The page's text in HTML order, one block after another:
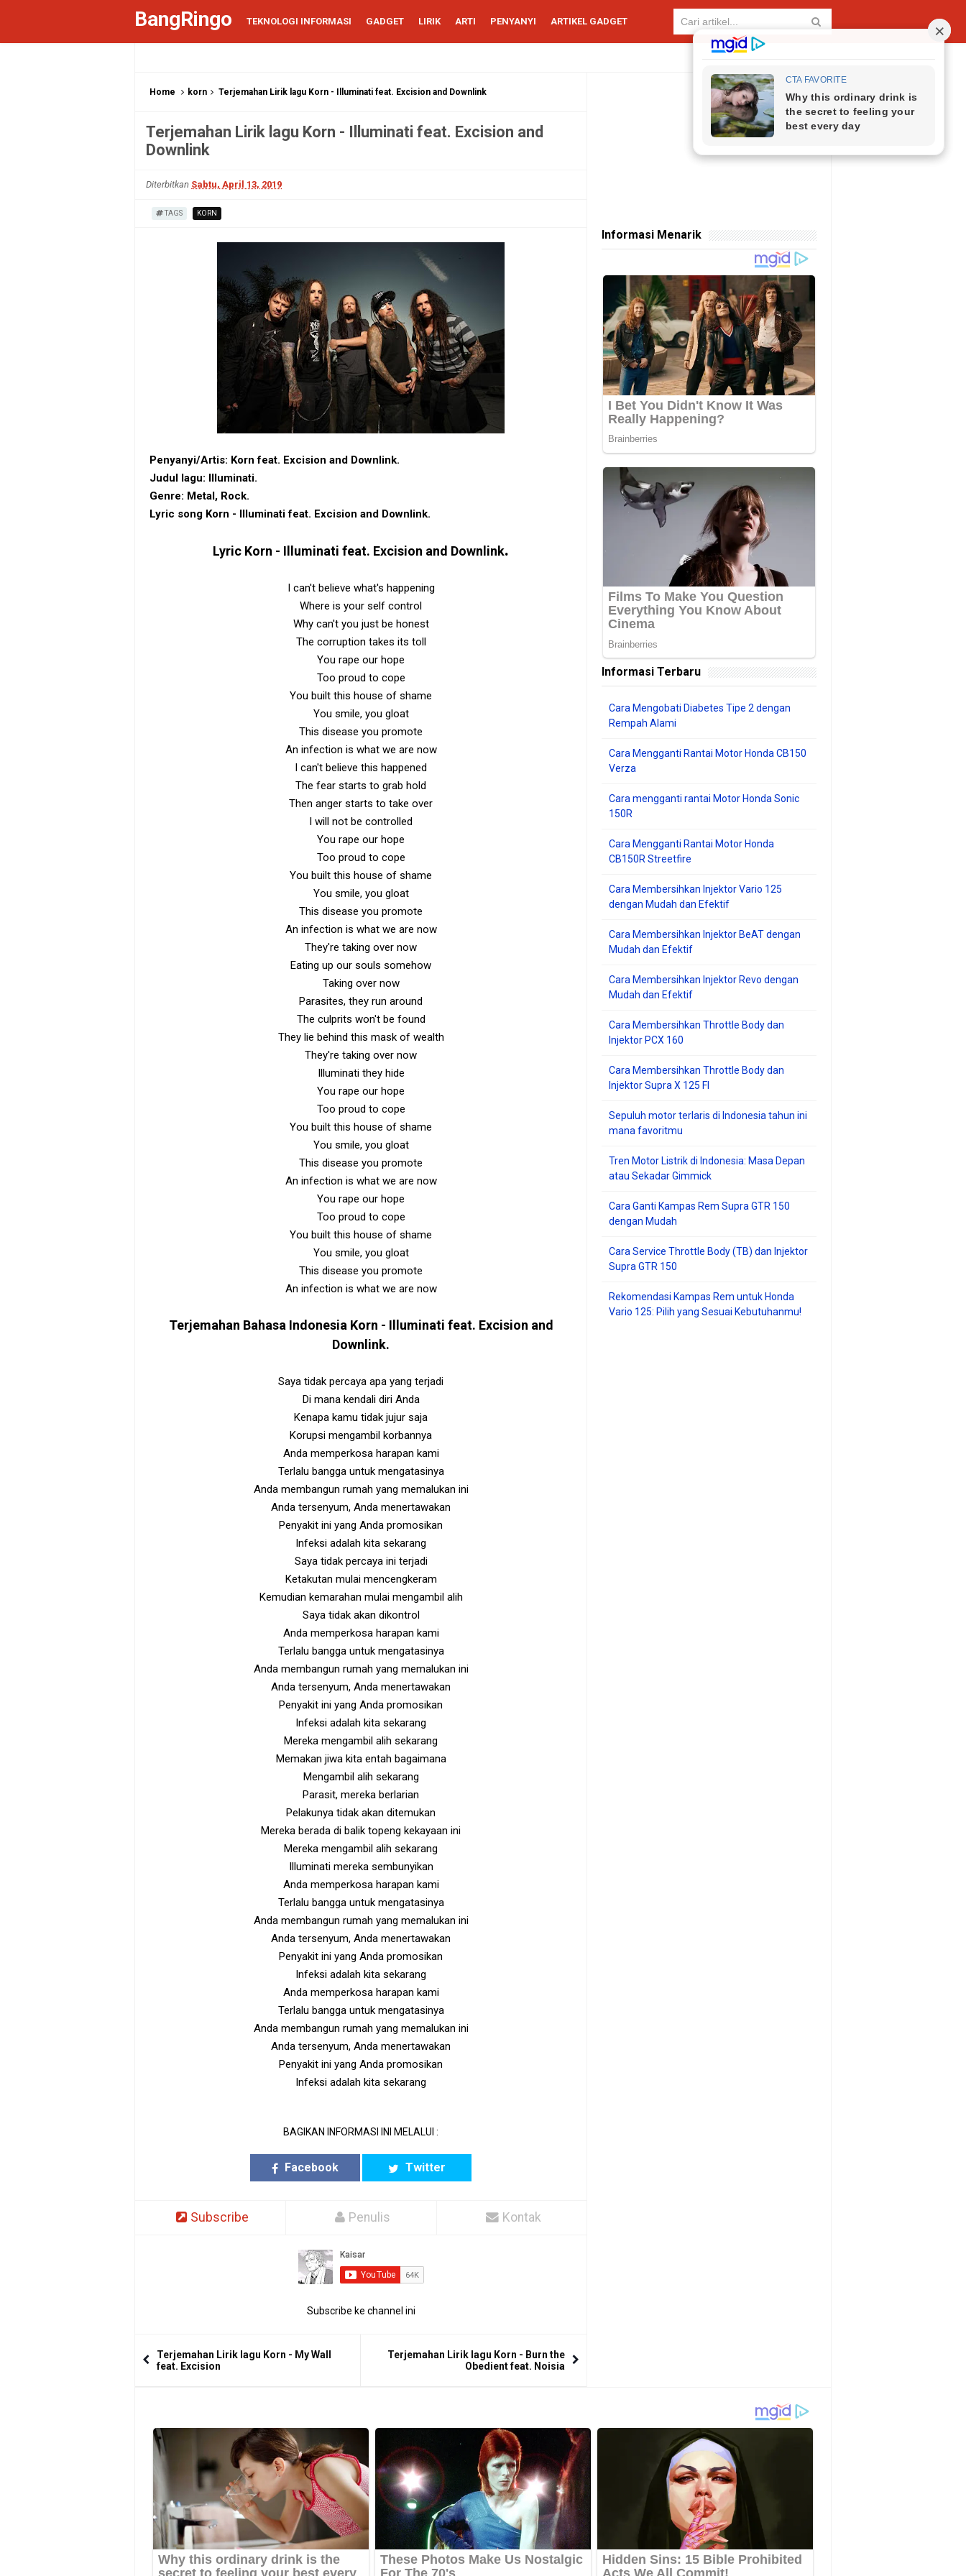
BangRingo TEKNOLOGI INFORMASI GADGET LIRIK ARTI PENYANYI ARTIKEL GADGET
Home korn Terjemahan Lirik lagu Korn - Illuminati feat. Excision and Downlink
Terjemahan Lirik lagu Korn - Illuminati feat. Excision and
Downlink
Diterbitkan Sabtu, April 13, 2019
TAGS KORN
Penyanyi/Artis: Korn feat. Excision and Downlink.
Judul lagu: Illuminati.
Genre: Metal, Rock.
Lyric song Korn - Illuminati feat. Excision and Downlink.
Lyric Korn - Illuminati feat. Excision and Downlink.
I can't believe what's happening
Where is your self control
Why can't you just be honest
The corruption takes its toll
You rape our hope
Too proud to cope
You built this house of shame
You smile, you gloat
This disease you promote
An infection is what we are now
I can't believe this happened
The fear starts to grab hold
Then anger starts to take over
I will not be controlled
You rape our hope
Too proud to cope
You built this house of shame
You smile, you gloat
This disease you promote
An infection is what we are now
They're taking over now
Eating up our souls somehow
Taking over now
Parasites, they run around
The culprits won't be found
They lie behind this mask of wealth
They're taking over now
Illuminati they hide
You rape our hope
Too proud to cope
You built this house of shame
You smile, you gloat
This disease you promote
An infection is what we are now
You rape our hope
Too proud to cope
You built this house of shame
You smile, you gloat
This disease you promote
An infection is what we are now
Terjemahan Bahasa Indonesia Korn - Illuminati feat. Excision and
Downlink.
Saya tidak percaya apa yang terjadi
Di mana kendali diri Anda
Kenapa kamu tidak jujur ​​saja
Korupsi mengambil korbannya
Anda memperkosa harapan kami
Terlalu bangga untuk mengatasinya
Anda membangun rumah yang memalukan ini
Anda tersenyum, Anda menertawakan
Penyakit ini yang Anda promosikan
Infeksi adalah kita sekarang
Saya tidak percaya ini terjadi
Ketakutan mulai mencengkeram
Kemudian kemarahan mulai mengambil alih
Saya tidak akan dikontrol
Anda memperkosa harapan kami
Terlalu bangga untuk mengatasinya
Anda membangun rumah yang memalukan ini
Anda tersenyum, Anda menertawakan
Penyakit ini yang Anda promosikan
Infeksi adalah kita sekarang
Mereka mengambil alih sekarang
Memakan jiwa kita entah bagaimana
Mengambil alih sekarang
Parasit, mereka berlarian
Pelakunya tidak akan ditemukan
Mereka berada di balik topeng kekayaan ini
Mereka mengambil alih sekarang
Illuminati mereka sembunyikan
Anda memperkosa harapan kami
Terlalu bangga untuk mengatasinya
Anda membangun rumah yang memalukan ini
Anda tersenyum, Anda menertawakan
Penyakit ini yang Anda promosikan
Infeksi adalah kita sekarang
Anda memperkosa harapan kami
Terlalu bangga untuk mengatasinya
Anda membangun rumah yang memalukan ini
Anda tersenyum, Anda menertawakan
Penyakit ini yang Anda promosikan
Infeksi adalah kita sekarang
BAGIKAN INFORMASI INI MELALUI :
Facebook Twitter
Subscribe Penulis Kontak
Subscribe ke channel ini
Terjemahan Lirik lagu Korn - My Wall
feat. Excision
Terjemahan Lirik lagu Korn - Burn the
Obedient feat. Noisia
Informasi Menarik
Informasi Terbaru
Cara Mengobati Diabetes Tipe 2 dengan
Rempah Alami
Cara Mengganti Rantai Motor Honda CB150
Verza
Cara mengganti rantai Motor Honda Sonic
150R
Cara Mengganti Rantai Motor Honda
CB150R Streetfire
Cara Membersihkan Injektor Vario 125
dengan Mudah dan Efektif
Cara Membersihkan Injektor BeAT dengan
Mudah dan Efektif
Cara Membersihkan Injektor Revo dengan
Mudah dan Efektif
Cara Membersihkan Throttle Body dan
Injektor PCX 160
Cara Membersihkan Throttle Body dan
Injektor Supra X 125 FI
Sepuluh motor terlaris di Indonesia tahun ini
mana favoritmu
Tren Motor Listrik di Indonesia: Masa Depan
atau Sekadar Gimmick
Cara Ganti Kampas Rem Supra GTR 150
dengan Mudah
Cara Service Throttle Body (TB) dan Injektor
Supra GTR 150
Rekomendasi Kampas Rem untuk Honda
Vario 125: Pilih yang Sesuai Kebutuhanmu!